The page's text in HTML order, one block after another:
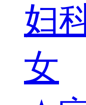
妇
女